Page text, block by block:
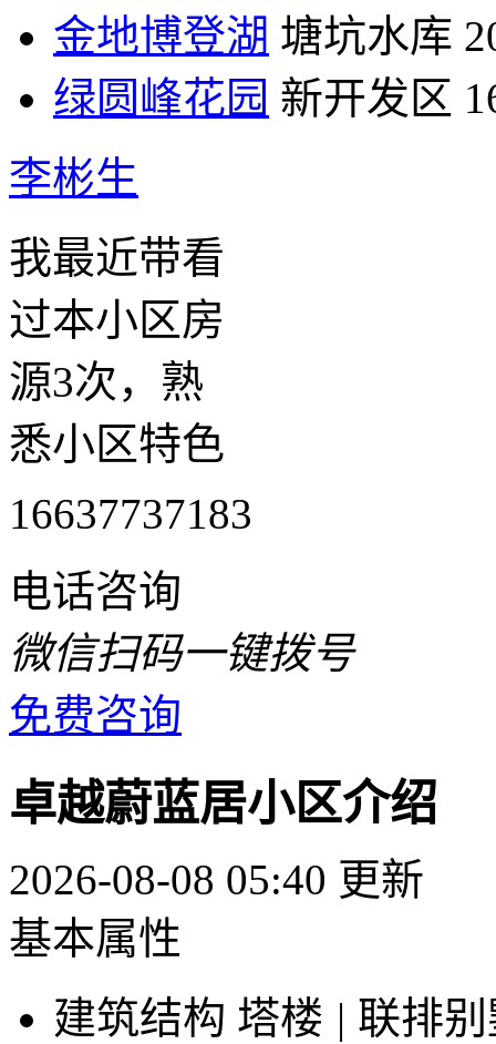
金地博登湖 塘坑水库
绿圆峰花园 新开发区
李彬生
我最近带看
过本小区房
源3次，熟
悉小区特色
16637737183
电话咨询
微信扫码一键拨号
免费咨询
卓越蔚蓝居小区介绍
2026-08-08 05:40 更新
基本属性
建筑结构 塔楼 | 联排